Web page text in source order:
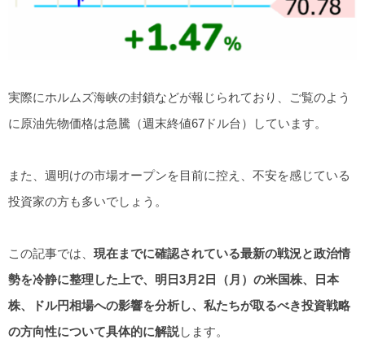
実際にホルムズ海峡の封鎖などが報じられており、ご覧のよう
に原油先物価格は急騰（週末終値67ドル台）しています。
また、週明けの市場オープンを目前に控え、不安を感じている
投資家の方も多いでしょう。
この記事では、 現在までに確認されている最新の戦況と政治情
勢を冷静に整理した上で、明日3月2日（月）の米国株、日本
株、ドル円相場への影響を分析し、私たちが取るべき投資戦略
の方向性について具体的に解説します。